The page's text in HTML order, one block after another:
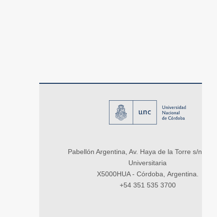
Pabellón Argentina, Av. Haya de la Torre s/n,
Universitaria
X5000HUA - Córdoba, Argentina.
+54 351 535 3700